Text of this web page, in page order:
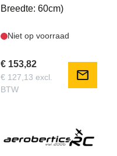
Breedte: 60cm)
Niet op voorraad
€ 153,82
€ 127,13 excl.
BTW
mail